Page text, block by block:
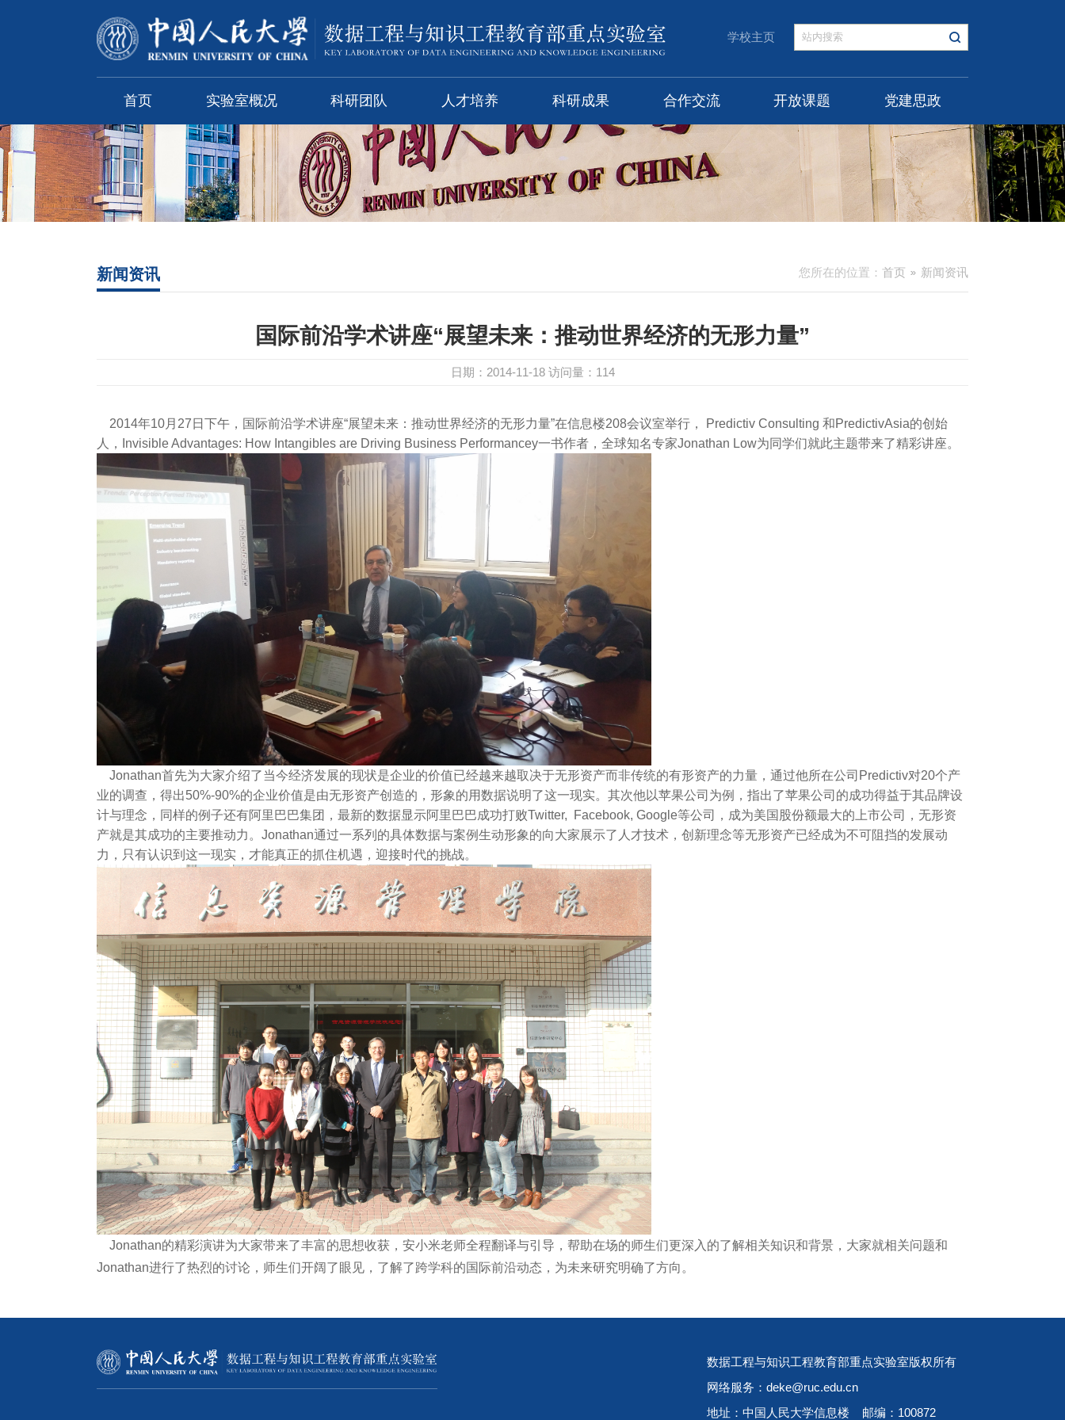
学校主页
首页 实验室概况 科研团队 人才培养 科研成果 合作交流 开放课题 党建思政
您所在的位置： 首页 新闻资讯
新闻资讯
国际前沿学术讲座“展望未来：推动世界经济的无形力量”
日期：2014-11-18 访问量： 114
2014年10月27日下午，国际前沿学术讲座“展望未来：推动世界经济的无形力量”在信息楼208会议室举行， Predictiv Consulting 和PredictivAsia的创始
人，Invisible Advantages: How Intangibles are Driving Business Performancey一书作者，全球知名专家Jonathan Low为同学们就此主题带来了精彩讲座。
Jonathan首先为大家介绍了当今经济发展的现状是企业的价值已经越来越取决于无形资产而非传统的有形资产的力量，通过他所在公司Predictiv对20个产
业的调查，得出50%-90%的企业价值是由无形资产创造的，形象的用数据说明了这一现实。其次他以苹果公司为例，指出了苹果公司的成功得益于其品牌设
计与理念，同样的例子还有阿里巴巴集团，最新的数据显示阿里巴巴成功打败Twitter, Facebook, Google等公司，成为美国股份额最大的上市公司，无形资
产就是其成功的主要推动力。Jonathan通过一系列的具体数据与案例生动形象的向大家展示了人才技术，创新理念等无形资产已经成为不可阻挡的发展动
力，只有认识到这一现实，才能真正的抓住机遇，迎接时代的挑战。
Jonathan的精彩演讲为大家带来了丰富的思想收获，安小米老师全程翻译与引导，帮助在场的师生们更深入的了解相关知识和背景，大家就相关问题和
Jonathan进行了热烈的讨论，师生们开阔了眼见，了解了跨学科的国际前沿动态，为未来研究明确了方向。
数据工程与知识工程教育部重点实验室版权所有
网络服务：deke@ruc.edu.cn
地址：中国人民大学信息楼 邮编：100872